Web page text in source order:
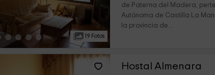
19 Fotos
de Paterna del Madera,
Autónoma de Castilla La
la provincia de...
Hostal Almenara